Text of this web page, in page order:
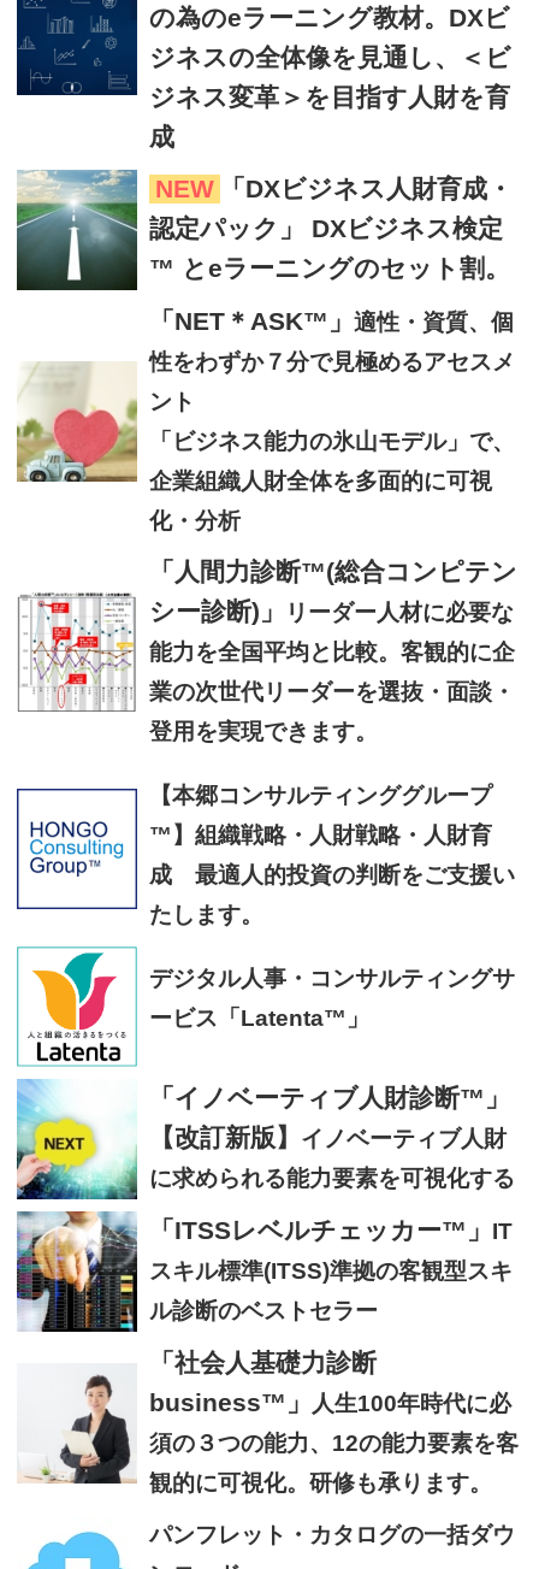
の為のeラーニング教材。DXビ
ジネスの全体像を見通し、＜ビ
ジネス変革＞を目指す人財を育
成
NEW
「DXビジネス人財育成・
認定パック」 DXビジネス検定
™ とeラーニングのセット割。
「NET＊ASK™」 適性・資質、個
性をわずか７分で見極めるアセスメ
ント
「ビジネス能力の氷山モデル」で、
企業組織人財全体を多面的に可視
化・分析
「人間力診断™(総合コンピテン
シー診断)」
リーダー人材に必要な
能力を全国平均と比較。客観的に企
業の次世代リーダーを選抜・面談・
登用を実現できます。
【本郷コンサルティンググループ
™】組織戦略・人財戦略・人財育
成 最適人的投資の判断をご支援い
たします。
デジタル人事・コンサルティングサ
ービス「Latenta™」
「イノベーティブ人財診断™」
【改訂新版】
イノベーティブ人財
に求められる能力要素を可視化する
「ITSSレベルチェッカー™」 IT
スキル標準(ITSS)準拠の客観型スキ
ル診断のベストセラー
「社会人基礎力診断
business™」
人生100年時代に必
須の３つの能力、12の能力要素を客
観的に可視化。研修も承ります。
パンフレット・カタログの一括ダウ